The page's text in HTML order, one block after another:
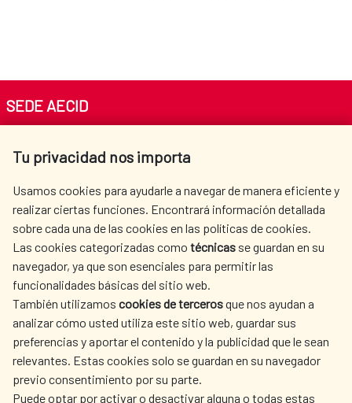
Tu privacidad nos importa
Usamos cookies para ayudarle a navegar de manera eficiente y
realizar ciertas funciones. Encontrará información detallada
sobre cada una de las cookies en las políticas de cookies.
Las cookies categorizadas como técnicas se guardan en su
navegador, ya que son esenciales para permitir las
funcionalidades básicas del sitio web.
También utilizamos cookies de tercerosque nos ayudan a
analizar cómo usted utiliza este sitio web, guardar sus
preferencias y aportar el contenido y la publicidad que le sean
relevantes. Estas cookies solo se guardan en su navegador
previo consentimiento por su parte.
Puede optar por activar o desactivar alguna o todas estas
SEDE AECID
Tel. +34 900 20 30 54​​​​​​​
AECID
WHERE DO WE COOPERATE?
SPANISH HUMANITARIAN
ACTION
PRESS ROOM
CULTURE AND SCIENCE LIBRARY